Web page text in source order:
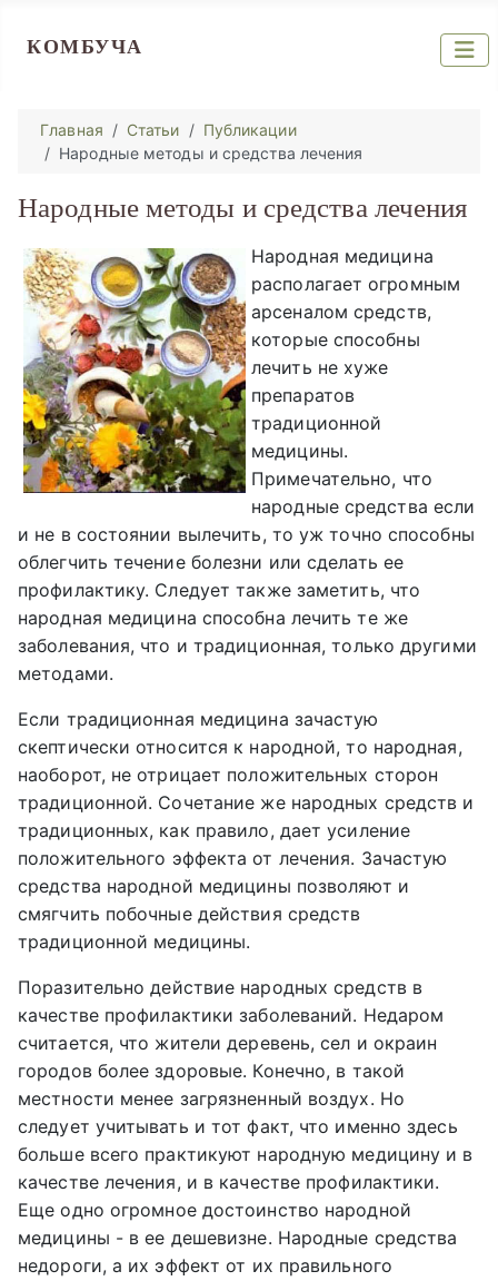
КОМБУЧА
Главная Статьи
Публикации
Народные методы и средства лечения
Народные методы и средства лечения
Народная медицина
располагает огромным
арсеналом средств,
которые способны
лечить не хуже
препаратов
традиционной
медицины.
Примечательно, что
народные средства если
и не в состоянии вылечить, то уж точно способны
облегчить течение болезни или сделать ее
профилактику. Следует также заметить, что
народная медицина способна лечить те же
заболевания, что и традиционная, только другими
методами.
Если традиционная медицина зачастую
скептически относится к народной, то народная,
наоборот, не отрицает положительных сторон
традиционной. Сочетание же народных средств и
традиционных, как правило, дает усиление
положительного эффекта от лечения. Зачастую
средства народной медицины позволяют и
смягчить побочные действия средств
традиционной медицины.
Поразительно действие народных средств в
качестве профилактики заболеваний. Недаром
считается, что жители деревень, сел и окраин
городов более здоровые. Конечно, в такой
местности менее загрязненный воздух. Но
следует учитывать и тот факт, что именно здесь
больше всего практикуют народную медицину и в
качестве лечения, и в качестве профилактики.
Еще одно огромное достоинство народной
медицины - в ее дешевизне. Народные средства
недороги, а их эффект от их правильного